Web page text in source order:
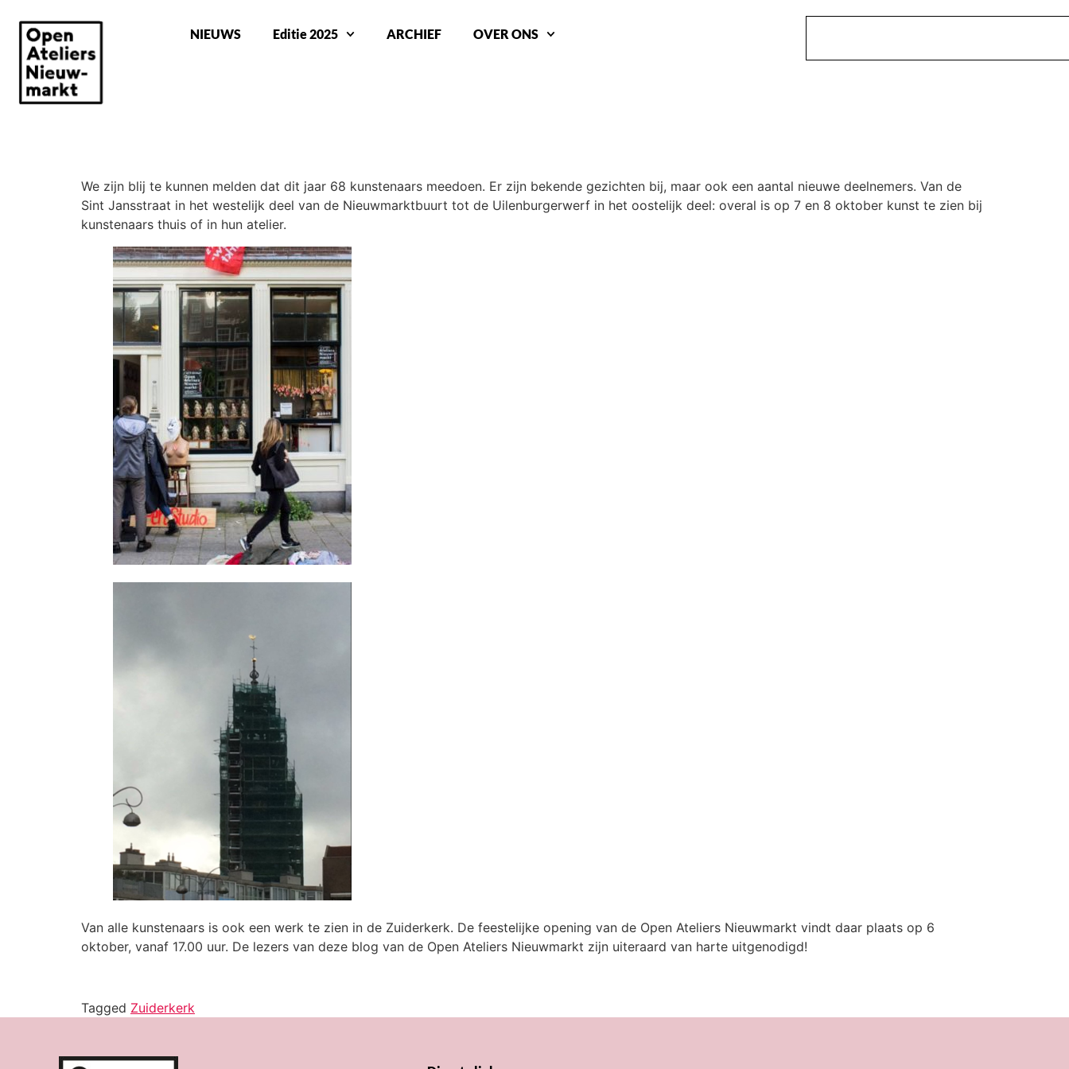
NIEUWS Editie 2025 ARCHIEF OVER ONS
We zijn blij te kunnen melden dat dit jaar 68 kunstenaars meedoen. Er zijn bekende gezichten bij, maar ook een aantal nieuwe deelnemers. Van de
Sint Jansstraat in het westelijk deel van de Nieuwmarktbuurt tot de Uilenburgerwerf in het oostelijk deel: overal is op 7 en 8 oktober kunst te zien bij
kunstenaars thuis of in hun atelier.
Van alle kunstenaars is ook een werk te zien in de Zuiderkerk. De feestelijke opening van de Open Ateliers Nieuwmarkt vindt daar plaats op 6
oktober, vanaf 17.00 uur. De lezers van deze blog van de Open Ateliers Nieuwmarkt zijn uiteraard van harte uitgenodigd!
Tagged Zuiderkerk